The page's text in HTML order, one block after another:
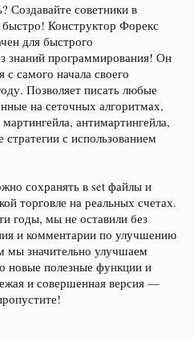
Создавайте советники в
Конструктор Форекс
для быстрого
знаний программирования! Он
самого начала своего
Позволяет писать любые
на сеточных алгоритмах,
антимартингейла,
с использованием
сохранять в set файлы и
торговле на реальных счетах.
годы, мы не оставили без
и комментарии по улучшению
значительно улучшаем
новые полезные функции и
и совершенная версия —